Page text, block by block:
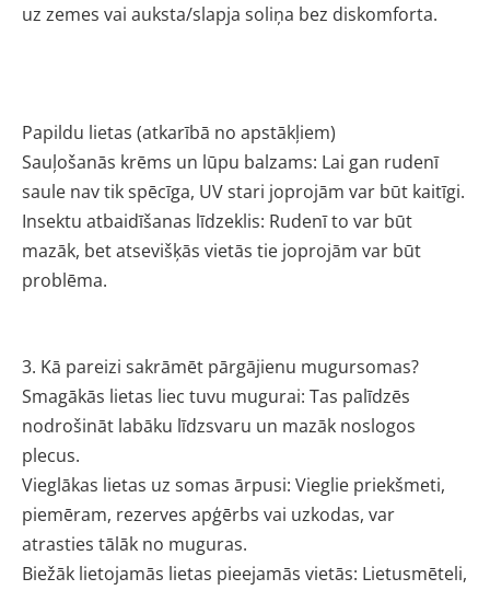
uz zemes vai auksta/slapja soliņa bez diskomforta.
Papildu lietas (atkarībā no apstākļiem)
Sauļošanās krēms un lūpu balzams: Lai gan rudenī
saule nav tik spēcīga, UV stari joprojām var būt kaitīgi.
Insektu atbaidīšanas līdzeklis: Rudenī to var būt
mazāk, bet atsevišķās vietās tie joprojām var būt
problēma.
3. Kā pareizi sakrāmēt pārgājienu mugursomas?
Smagākās lietas liec tuvu mugurai: Tas palīdzēs
nodrošināt labāku līdzsvaru un mazāk noslogos
plecus.
Vieglākas lietas uz somas ārpusi: Vieglie priekšmeti,
piemēram, rezerves apģērbs vai uzkodas, var
atrasties tālāk no muguras.
Biežāk lietojamās lietas pieejamās vietās: Lietusmēteli,